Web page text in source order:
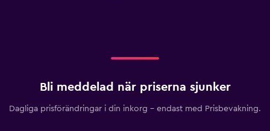
Bli meddelad när priserna sjunker
Dagliga prisförändringar i din inkorg – endast med Prisbevakning.